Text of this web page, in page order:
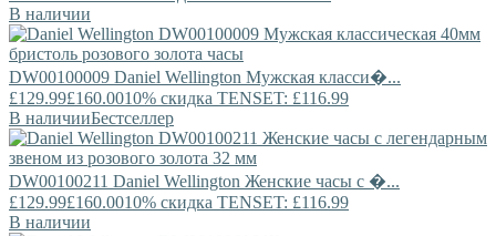
В наличии
DW00100009 Daniel Wellington Мужская класси�...
£129.99£160.0010% скидка TENSET: £116.99
В наличииБестселлер
DW00100211 Daniel Wellington Женские часы с �...
£129.99£160.0010% скидка TENSET: £116.99
В наличии